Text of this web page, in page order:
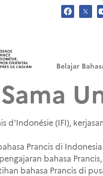
Belajar
d’Indonésie (IFI),
Prancis di
bahasa
bahasa Prancis di